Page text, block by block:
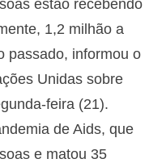
estão recebendo
1,2 milhão a
passado, informou o
Unidas sobre
feira (21).
de Aids, que
e matou 35